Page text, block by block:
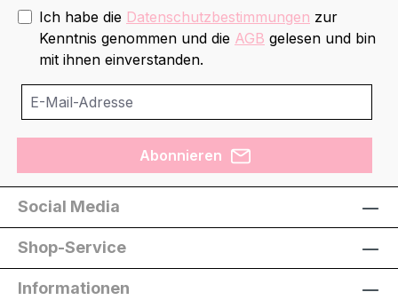
Ich habe die Datenschutzbestimmungen zur
Kenntnis genommen und die AGB gelesen und bin
mit ihnen einverstanden.
Abonnieren
Social Media
Shop-Service
Informationen